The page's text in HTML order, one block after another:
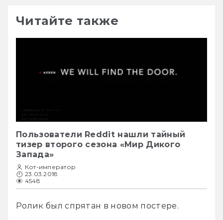
Читайте также
Пользователи Reddit нашли тайный
тизер второго сезона «Мир Дикого
Запада»
Кот-император
23.03.2018
4548
Ролик был спрятан в новом постере.